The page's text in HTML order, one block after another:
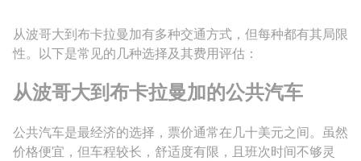
从波哥大到布卡拉曼加有多种交通方式，但每种都有其局限
性。以下是常见的几种选择及其费用评估：
从波哥大到布卡拉曼加的公共汽车
公共汽车是最经济的选择，票价通常在几十美元之间。虽然
价格便宜，但车程较长，舒适度有限，且班次时间不够灵